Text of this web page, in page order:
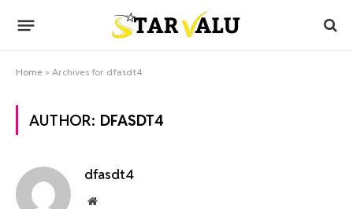
Home » Archives for dfasdt4
AUTHOR: DFASDT4
dfasdt4
Website